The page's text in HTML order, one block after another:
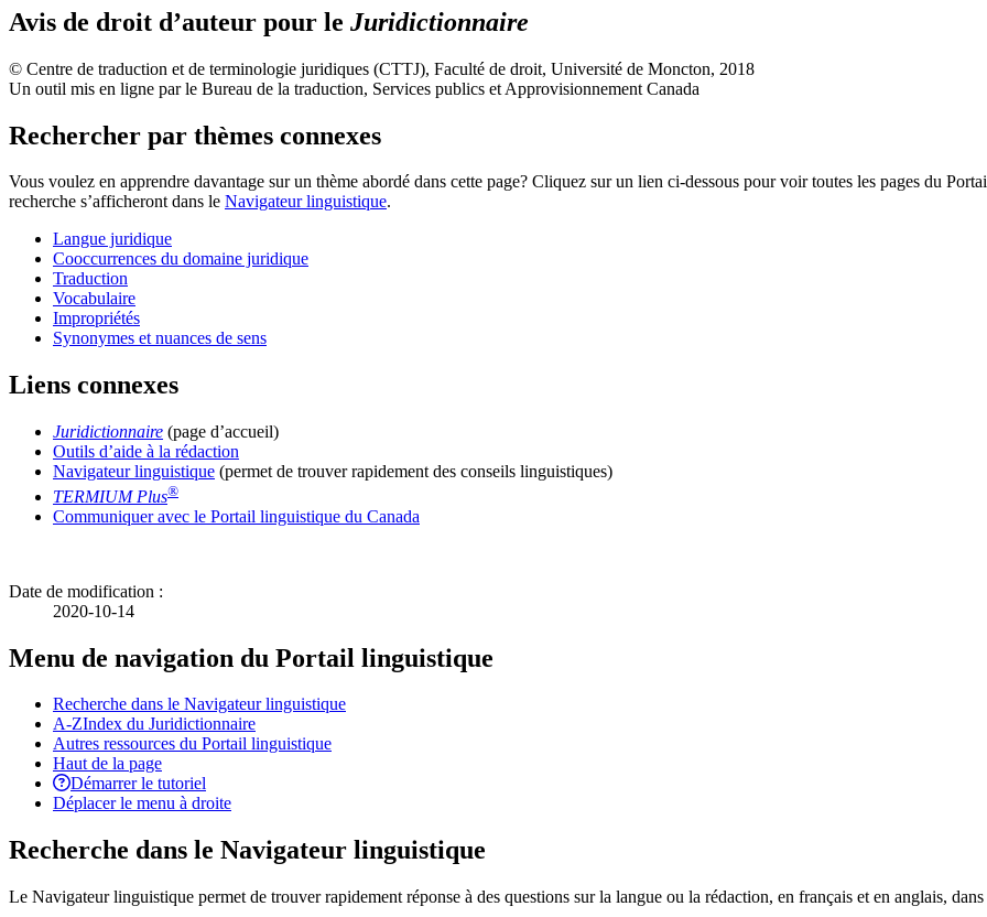
Avis de droit d’auteur pour le Juridictionnaire
© Centre de traduction et de terminologie juridiques (CTTJ), Faculté de droit, Université de Moncton, 2018
Un outil mis en ligne par le Bureau de la traduction, Services publics et Approvisionnement Canada
Rechercher par thèmes connexes
Vous voulez en apprendre davantage sur un thème abordé dans cette page? Cliquez sur un lien ci-dessous pour voir toutes les pages du
recherche s’afficheront dans le Navigateur linguistique.
Langue juridique
Cooccurrences du domaine juridique
Traduction
Vocabulaire
Impropriétés
Synonymes et nuances de sens
Liens connexes
Juridictionnaire (page d’accueil)
Outils d’aide à la rédaction
Navigateur linguistique (permet de trouver rapidement des conseils linguistiques)
TERMIUM Plus®
Communiquer avec le Portail linguistique du Canada
Date de modification :
2020-10-14
Menu de navigation du Portail linguistique
Recherche dans le Navigateur linguistique
A-ZIndex du Juridictionnaire
Autres ressources du Portail linguistique
Haut de la page
Démarrer le tutoriel
Déplacer le menu à droite
Recherche dans le Navigateur linguistique
Le Navigateur linguistique permet de trouver rapidement réponse à des questions sur la langue ou la rédaction, en français et en anglais,